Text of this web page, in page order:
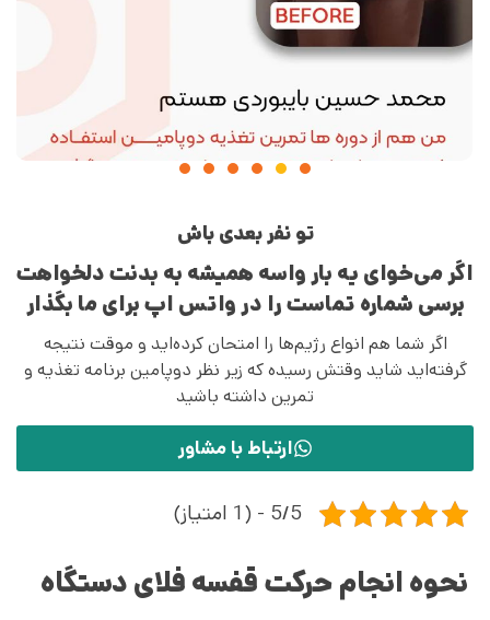
تو نفر بعدی باش
اگر می‌خوای یه بار واسه همیشه به بدنت دلخواهت
برسی شماره تماست را در واتس اپ برای ما بگذار
اگر شما هم انواع رژیم‌ها را امتحان کرده‌اید و موقت نتیجه
گرفته‌اید شاید وقتش رسیده که زیر نظر دوپامین برنامه تغذیه و
تمرین داشته باشید
ارتباط با مشاور
5/5 - (1 امتیاز)
نحوه انجام حرکت قفسه فلای دستگاه